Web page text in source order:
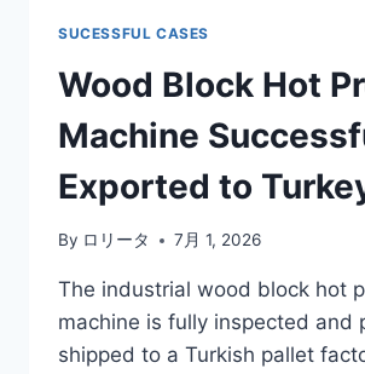
SUCESSFUL CASES
Wood Block Hot
Machine
Exported to
By ロリータ 7月 1, 2026
The industrial wood block hot
machine is fully inspected and
shipped to a Turkish pallet